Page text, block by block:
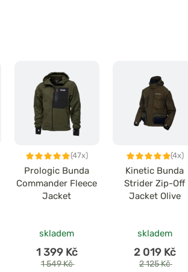
(47x)
Prologic Bunda
Commander Fleece
Jacket
skladem
1 399 Kč
1 549 Kč
(4x)
Kinetic Bunda
Strider Zip-Off
Jacket Olive
skladem
2 019 Kč
2 125 Kč